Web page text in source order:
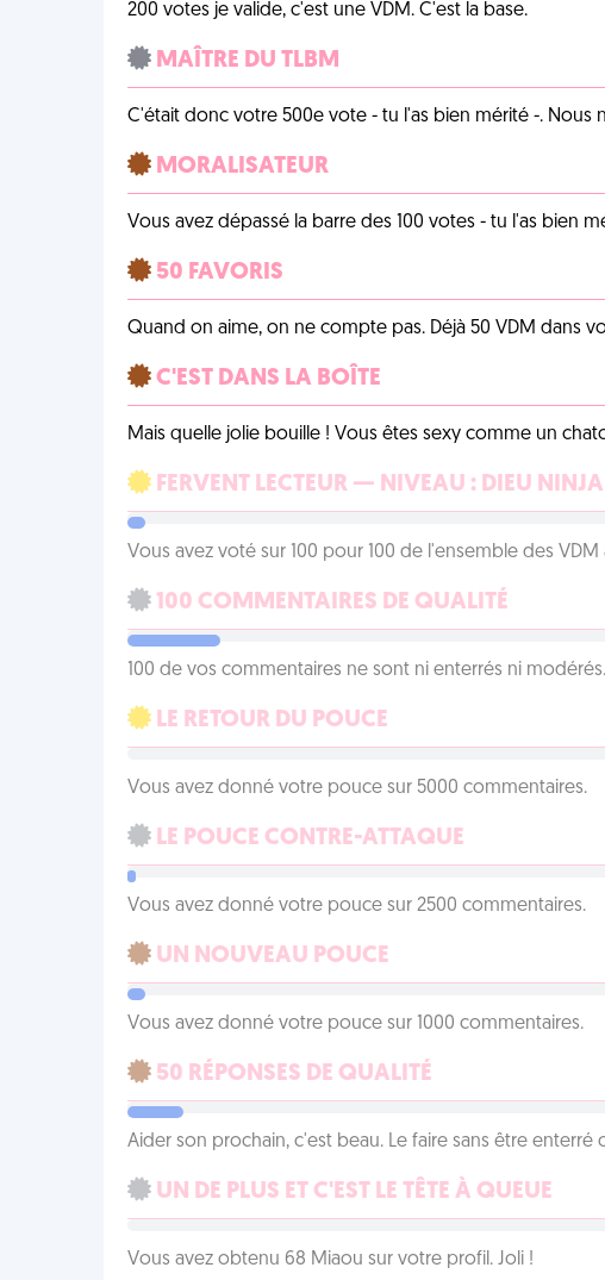
200 votes je valide, c'est une VDM. C'est la base.
MAÎTRE DU TLBM
C'était donc votre 500e vote - tu l'as bien mérité -. Nous
MORALISATEUR
Vous avez dépassé la barre des 100 votes - tu l'as bien
50 FAVORIS
Quand on aime, on ne compte pas. Déjà 50 VDM dans
C'EST DANS LA BOÎTE
Mais quelle jolie bouille ! Vous êtes sexy comme un
FERVENT LECTEUR — NIVEAU : DIEU NINJA
Vous avez voté sur 100 pour 100 de l'ensemble des VDM
100 COMMENTAIRES DE QUALITÉ
100 de vos commentaires ne sont ni enterrés ni
LE RETOUR DU POUCE
Vous avez donné votre pouce sur 5000 commentaires.
LE POUCE CONTRE-ATTAQUE
Vous avez donné votre pouce sur 2500 commentaires.
UN NOUVEAU POUCE
Vous avez donné votre pouce sur 1000 commentaires.
50 RÉPONSES DE QUALITÉ
Aider son prochain, c'est beau. Le faire sans être
UN DE PLUS ET C'EST LE TÊTE À QUEUE
Vous avez obtenu 68 Miaou sur votre profil. Joli !